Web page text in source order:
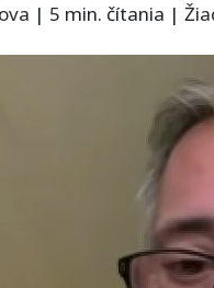
| 5 min. čítania |